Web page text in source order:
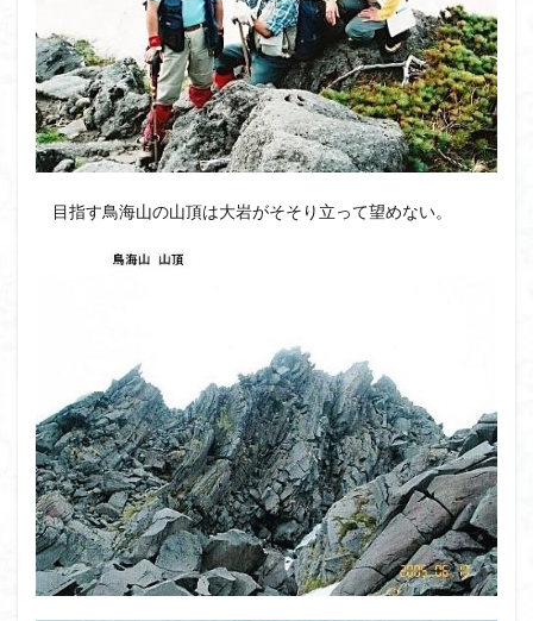
目指す鳥海山の山頂は大岩がそそり立って望めない。